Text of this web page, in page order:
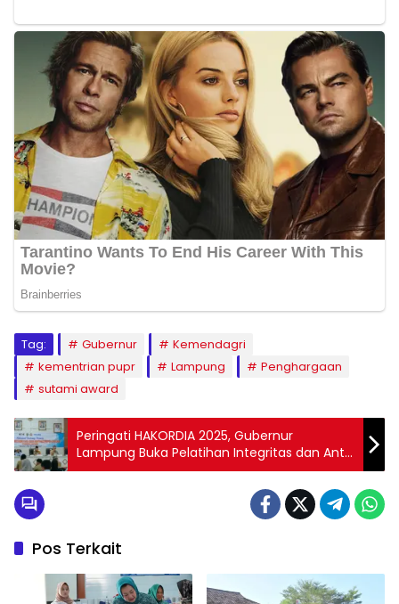
Tag: Gubernur
Kemendagri
kementrian pupr
Lampung
Penghargaan
sutami award
Peringati HAKORDIA 2025, Gubernur
Lampung Buka Pelatihan Integritas dan Anti-
Korupsi Dasar di BPSDM
Pos Terkait